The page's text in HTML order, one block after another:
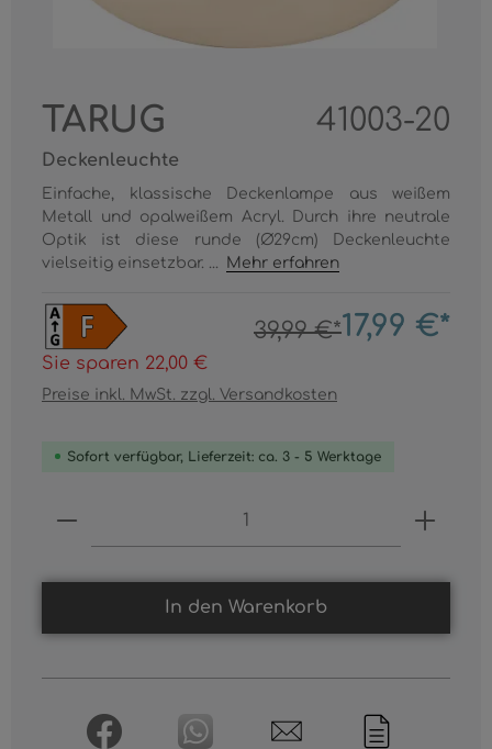
TARUG 41003-20
Deckenleuchte
Einfache, klassische Deckenlampe aus weißem
Metall und opalweißem Acryl. Durch ihre neutrale
Optik ist diese runde (Ø29cm) Deckenleuchte
vielseitig einsetzbar. ...
Mehr erfahren
39,99 €*17,99 €*
Sie sparen 22,00 €
Preise inkl. MwSt. zzgl. Versandkosten
Sofort verfügbar, Lieferzeit: ca. 3 - 5 Werktage
Produkt Anzahl: Gib den
In den Warenkorb